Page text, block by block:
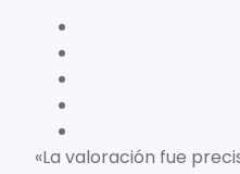
«La valoración fue